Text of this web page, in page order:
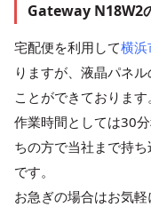
Gateway N18W2
宅配便を利用して横浜
りますが、液晶パネ
ことができております。
作業時間としては30
ちの方で当社まで持
です。
お急ぎの場合はお気軽